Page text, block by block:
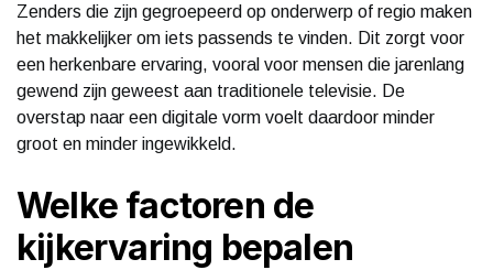
Zenders die zijn gegroepeerd op onderwerp of regio maken
het makkelijker om iets passends te vinden. Dit zorgt voor
een herkenbare ervaring, vooral voor mensen die jarenlang
gewend zijn geweest aan traditionele televisie. De
overstap naar een digitale vorm voelt daardoor minder
groot en minder ingewikkeld.
Welke factoren de
kijkervaring bepalen